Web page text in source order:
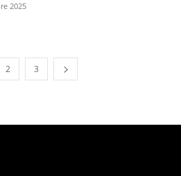
2025
2 3